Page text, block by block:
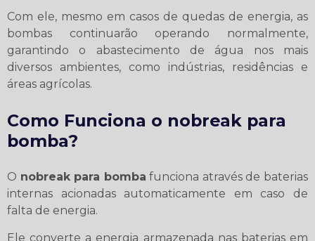
Com ele, mesmo em casos de quedas de energia, as
bombas continuarão operando normalmente,
garantindo o abastecimento de água nos mais
diversos ambientes, como indústrias, residências e
áreas agrícolas.
Como Funciona o nobreak para
bomba?
O nobreak para bomba funciona através de baterias
internas acionadas automaticamente em caso de
falta de energia.
Ele converte a energia armazenada nas baterias em